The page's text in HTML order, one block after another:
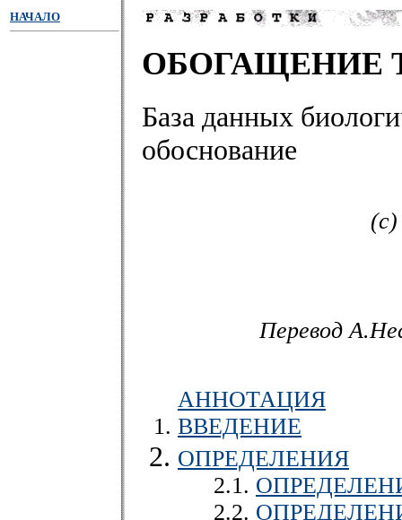
НАЧАЛО
ОБОГАЩЕНИЕ
База данных
обоснование
Перевод
АННОТАЦИЯ
ВВЕДЕНИЕ
ОПРЕДЕЛЕНИЯ
2.1.
2.2.